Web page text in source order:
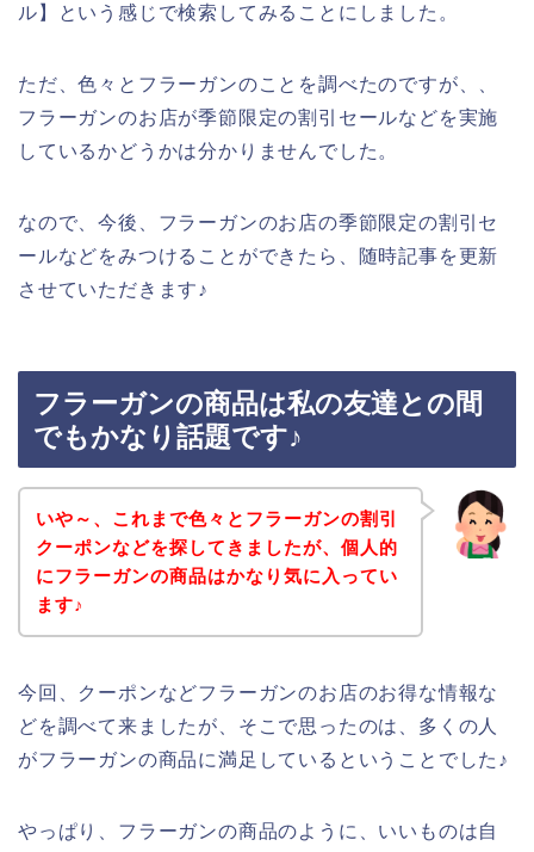
ル】という感じで検索してみることにしました。
ただ、色々とフラーガンのことを調べたのですが、、
フラーガンのお店が季節限定の割引セールなどを実施
しているかどうかは分かりませんでした。
なので、今後、フラーガンのお店の季節限定の割引セ
ールなどをみつけることができたら、随時記事を更新
させていただきます♪
フラーガンの商品は私の友達との間
でもかなり話題です♪
いや～、これまで色々とフラーガンの割引
クーポンなどを探してきましたが、個人的
にフラーガンの商品はかなり気に入ってい
ます♪
今回、クーポンなどフラーガンのお店のお得な情報な
どを調べて来ましたが、そこで思ったのは、多くの人
がフラーガンの商品に満足しているということでした♪
やっぱり、フラーガンの商品のように、いいものは自